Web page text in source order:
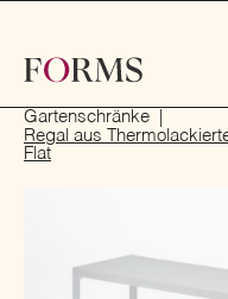
Gartenschränke
Regal aus
Flat